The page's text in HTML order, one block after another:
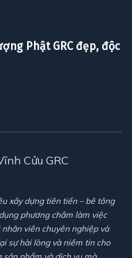
Phật GRC đẹp, độc
Cửu GRC
xây dựng tiên tiến – bê tông
phương châm làm việc
viên chuyên nghiệp và
sự hài lòng và niềm tin cho